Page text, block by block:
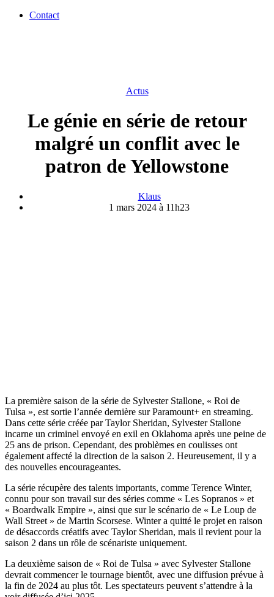
Contact
Actus
Le génie en série de retour
malgré un conflit avec le
patron de Yellowstone
Klaus
1 mars 2024 à 11h23
La première saison de la série de Sylvester Stallone, « Roi de
Tulsa », est sortie l’année dernière sur Paramount+ en streaming.
Dans cette série créée par Taylor Sheridan, Sylvester Stallone
incarne un criminel envoyé en exil en Oklahoma après une peine de
25 ans de prison. Cependant, des problèmes en coulisses ont
également affecté la direction de la saison 2. Heureusement, il y a
des nouvelles encourageantes.
La série récupère des talents importants, comme Terence Winter,
connu pour son travail sur des séries comme « Les Sopranos » et
« Boardwalk Empire », ainsi que sur le scénario de « Le Loup de
Wall Street » de Martin Scorsese. Winter a quitté le projet en raison
de désaccords créatifs avec Taylor Sheridan, mais il revient pour la
saison 2 dans un rôle de scénariste uniquement.
La deuxième saison de « Roi de Tulsa » avec Sylvester Stallone
devrait commencer le tournage bientôt, avec une diffusion prévue à
la fin de 2024 au plus tôt. Les spectateurs peuvent s’attendre à la